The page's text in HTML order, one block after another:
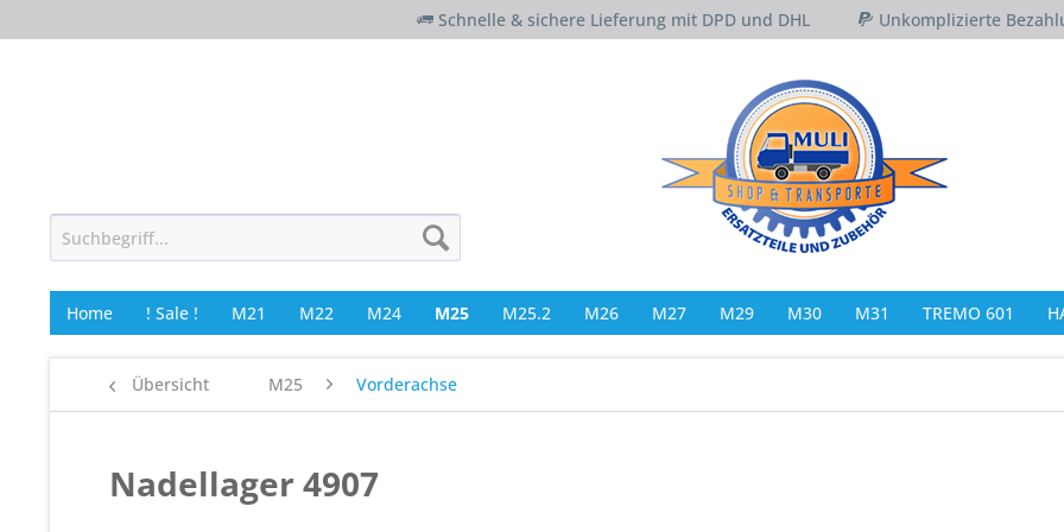
Schnelle & sichere Lieferung mit DPD und DHL Unkomplizierte
Home ! Sale ! M21 M22 M24 M25 M25.2 M26 M27 M29 M30 M31 TREMO 601
Übersicht M25 Vorderachse
Nadellager 4907